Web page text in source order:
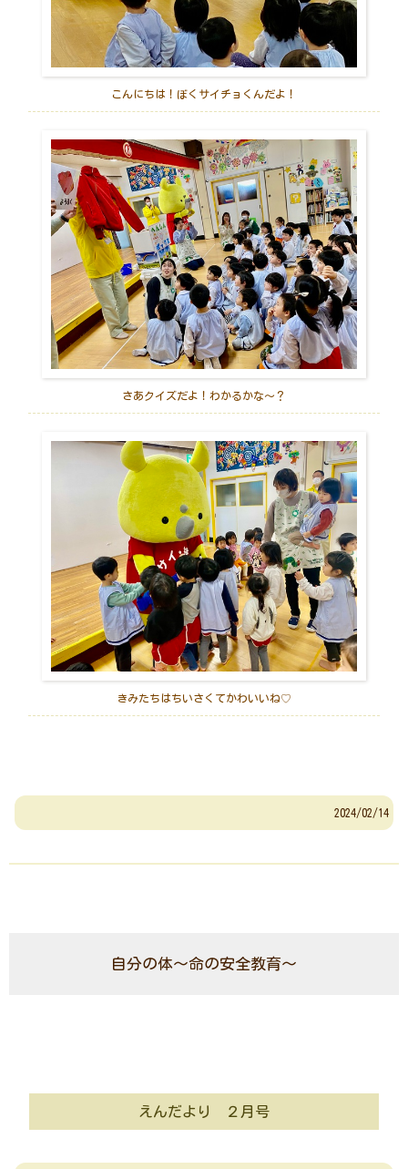
こんにちは！ぼくサイチョくんだよ！
さあクイズだよ！わかるかな～？
きみたちはちいさくてかわいいね♡
2024/02/14
自分の体～命の安全教育～
えんだより ２月号